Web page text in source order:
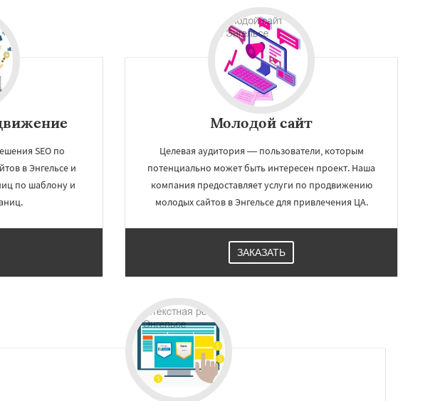
SEO по
в Энгельсе и
по шаблону и
Молодой сайт
Целевая аудитория — пользователи, которым
потенциально может быть интересен проект. Наша
компания предоставляет услуги по продвижению
молодых сайтов в Энгельсе для привлечения ЦА.
ЗАКАЗАТЬ